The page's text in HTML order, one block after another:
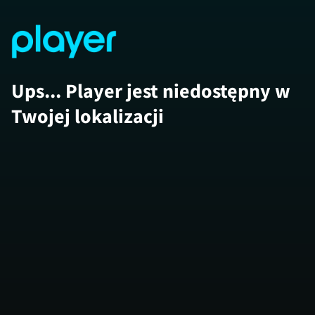
Ups... Player jest niedostępny w
Twojej lokalizacji